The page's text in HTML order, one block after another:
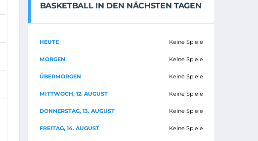
BASKETBALL IN DEN NÄCHSTEN TAGEN
HEUTE Keine Spiele
MORGEN Keine Spiele
ÜBERMORGEN Keine Spiele
MITTWOCH, 12. AUGUST Keine Spiele
DONNERSTAG, 13. AUGUST Keine Spiele
FREITAG, 14. AUGUST Keine Spiele